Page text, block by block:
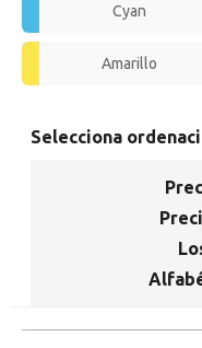
Recibe nuestras
Accede a descuentos
Cyan
Amarillo
Selecciona